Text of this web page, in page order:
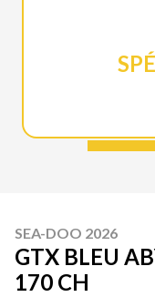
SEA-DOO 2026
GTX BLEU
170 CH